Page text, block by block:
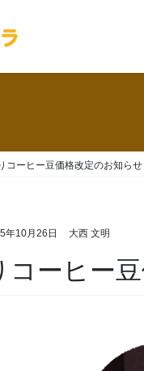
コーヒー豆価格改定のお知らせ
年10月26日 大西 文明
コーヒー